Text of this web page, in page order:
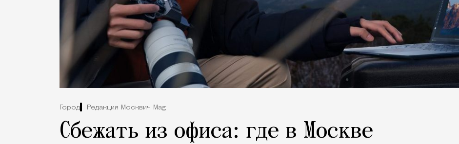
Город Редакция Москвич Mag
Сбежать из офиса: где в Москве